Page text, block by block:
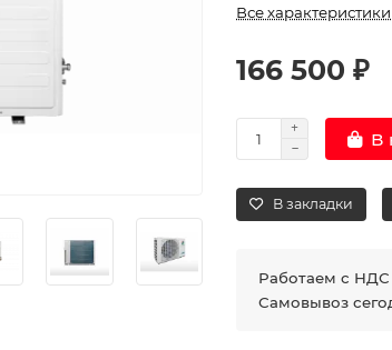
Все характеристики
166 500 ₽
В
В закладки
Работаем с НДС
Самовывоз